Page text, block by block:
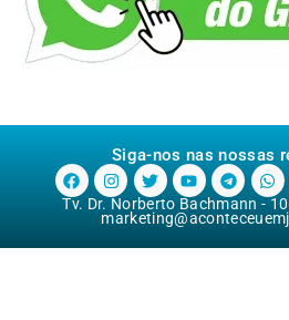
Siga-nos nas nossas
Tv. Dr. Norberto Bachmann -